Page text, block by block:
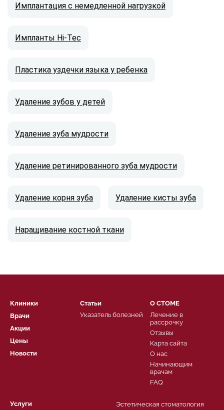
Имплантация с немедленной нагрузкой
Импланты Hi-Tec
Пластика уздечки языка у ребенка
Удаление зубов у детей
Удаление зуба мудрости
Удаление ретинированного зуба мудрости
Удаление корня зуба Удаление кисты зуба
Наращивание костной ткани
Клиники
Врачи
Акции
Цены
Новости
Услуги
Эстетическая стоматология
О СТОМЕ
Лечение в
рассрочку
Отзывы
Карта сайта
О нас
Начинающим
врачам
FAQ
Статьи
Указатель болезней